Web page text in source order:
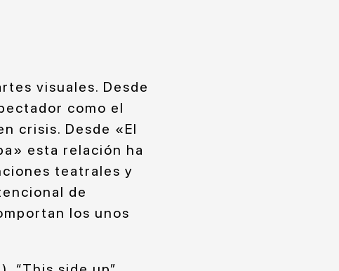
visuales. Desde
como el
crisis. Desde «El
esta relación ha
teatrales y
de
los unos